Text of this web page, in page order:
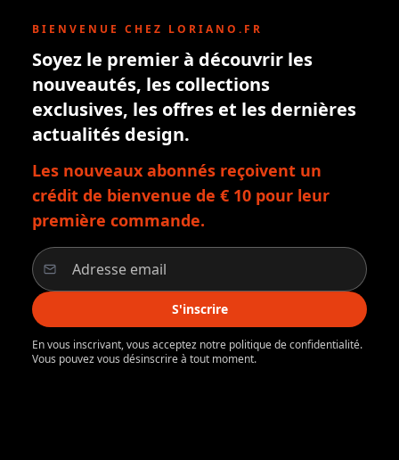
BIENVENUE CHEZ LORIANO.FR
Soyez le premier à découvrir les
nouveautés, les collections
exclusives, les offres et les dernières
actualités design.
Les nouveaux abonnés reçoivent un
crédit de bienvenue de € 10 pour leur
première commande.
S'inscrire
En vous inscrivant, vous acceptez notre politique de confidentialité.
Vous pouvez vous désinscrire à tout moment.